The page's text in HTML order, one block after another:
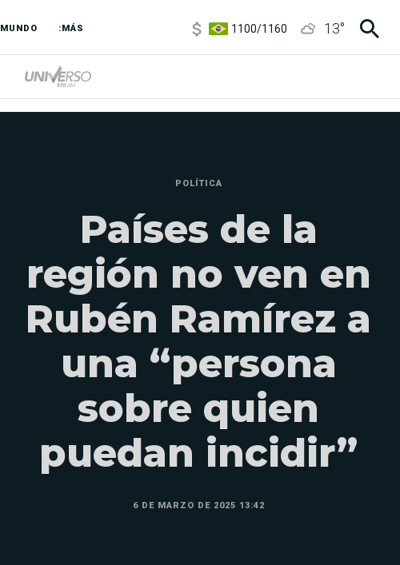
MUNDO :MÁS
3,8/4
13°
POLÍTICA
Países de la
región no ven en
Rubén Ramírez a
una “persona
sobre quien
puedan incidir”
6 DE MARZO DE 2025 13:42